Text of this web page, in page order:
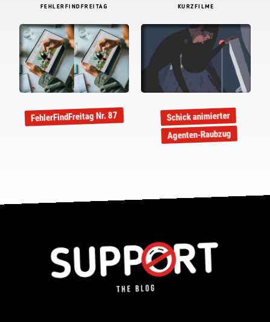
FEHLERFINDFREITAG
FehlerFindFreitag Nr. 87
KURZFILME
Schick animierter
Agenten-Raubzug